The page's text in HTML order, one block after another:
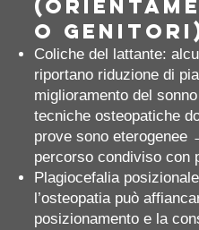
o
Coliche del lattante:
riportano riduzione di
miglioramento del
tecniche osteopatiche
prove sono eterogenee
percorso condiviso con
Plagiocefalia
l’osteopatia può
posizionamento e la